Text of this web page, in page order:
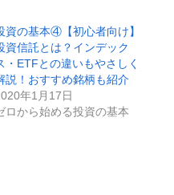
資の基本④【初心者向け】
資信託とは？インデック
・ETFとの違いもやさしく
説！おすすめ銘柄も紹介
年1月17日
ロから始める投資の基本